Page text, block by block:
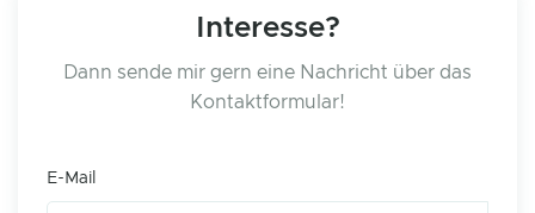
Interesse?
Dann sende mir gern eine Nachricht über das
Kontaktformular!
E-Mail